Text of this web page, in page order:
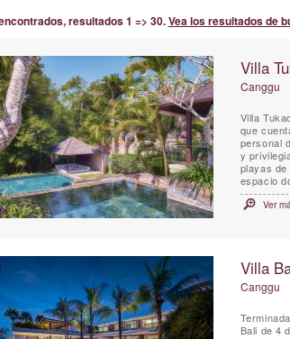
resultados 1 => 30.Vea los resultados de
Villa
Canggu
Villa
que
personal
y
playas
espacio
Ver
Villa
Canggu
Bali de 4